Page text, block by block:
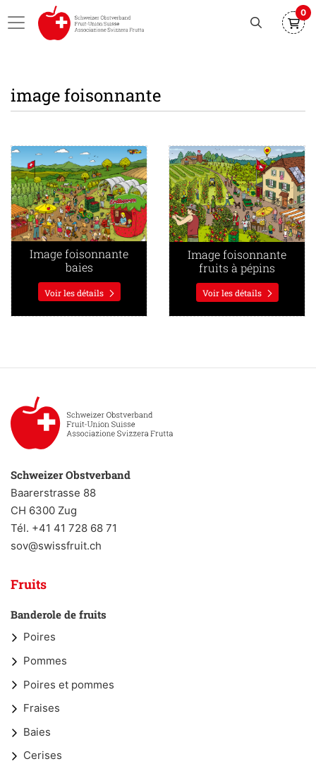
0
image foisonnante
Image foisonnante
baies
Voir les détails
Voir les détails Image foisonnante baies
Image foisonnante
fruits à pépins
Voir les détails
Voir les détails Image
Schweizer Obstverband
Baarerstrasse 88
CH 6300 Zug
Tél. +41 41 728 68 71
sov@swissfruit.ch
Fruits
Banderole de fruits
Poires
Pommes
Poires et pommes
Fraises
Baies
Cerises